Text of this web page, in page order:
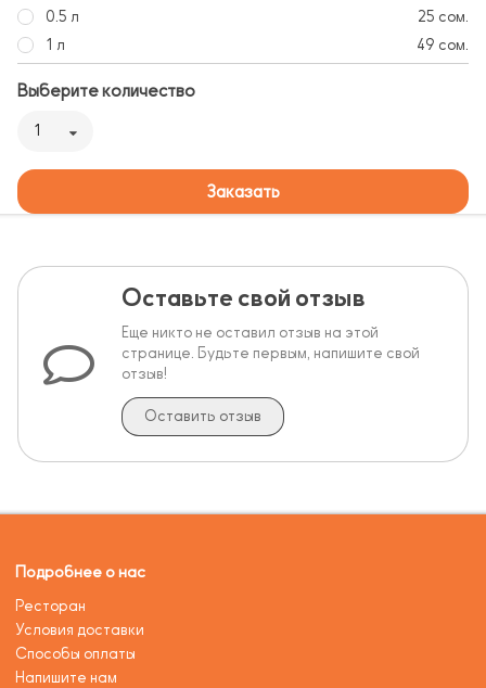
0.5 л
25 сом.
1 л
49 сом.
Выберите количество
1
Заказать
Оставьте свой отзыв
Еще никто не оставил отзыв на этой
странице. Будьте первым, напишите свой
отзыв!
Оставить отзыв
Подробнее о нас
Ресторан
Условия доставки
Способы оплаты
Напишите нам